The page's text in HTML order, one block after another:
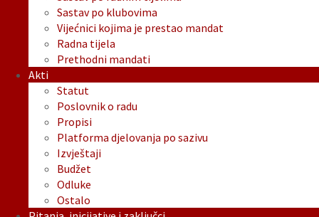
Sastav po klubovima
Vijećnici kojima je prestao mandat
Radna tijela
Prethodni mandati
Akti
Statut
Poslovnik o radu
Propisi
Platforma djelovanja po sazivu
Izvještaji
Budžet
Odluke
Ostalo